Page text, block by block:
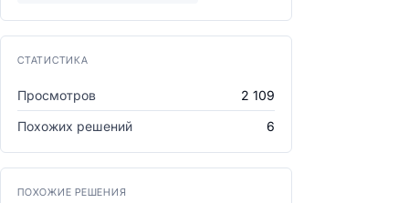
СТАТИСТИКА
Просмотров
2 109
Похожих решений
6
ПОХОЖИЕ РЕШЕНИЯ